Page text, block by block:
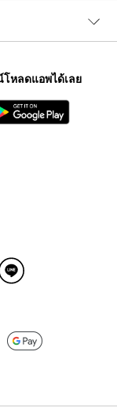
ยว จึงช่วยลดเลือนริ้ว
อ Hydrating Toner
อผิวเป็นพิเศษ มั่นใจ
แพ้
โหลดแอพได้เลย